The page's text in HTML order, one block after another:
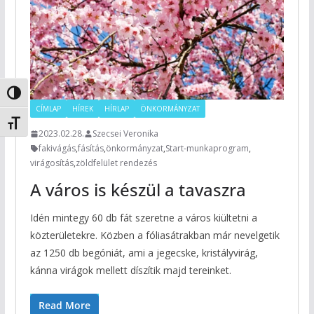
Nagy kontraszt váltása
Betűméret váltása
CÍMLAP HÍREK HÍRLAP ÖNKORMÁNYZAT
2023.02.28.
Szecsei Veronika
fakivágás,fásítás,önkormányzat,Start-munkaprogram,
virágosítás,zöldfelület rendezés
A város is készül a tavaszra
Idén mintegy 60 db fát szeretne a város kiültetni a
közterületekre. Közben a fóliasátrakban már nevelgetik
az 1250 db begóniát, ami a jegecske, kristályvirág,
kánna virágok mellett díszítik majd tereinket.
Read More